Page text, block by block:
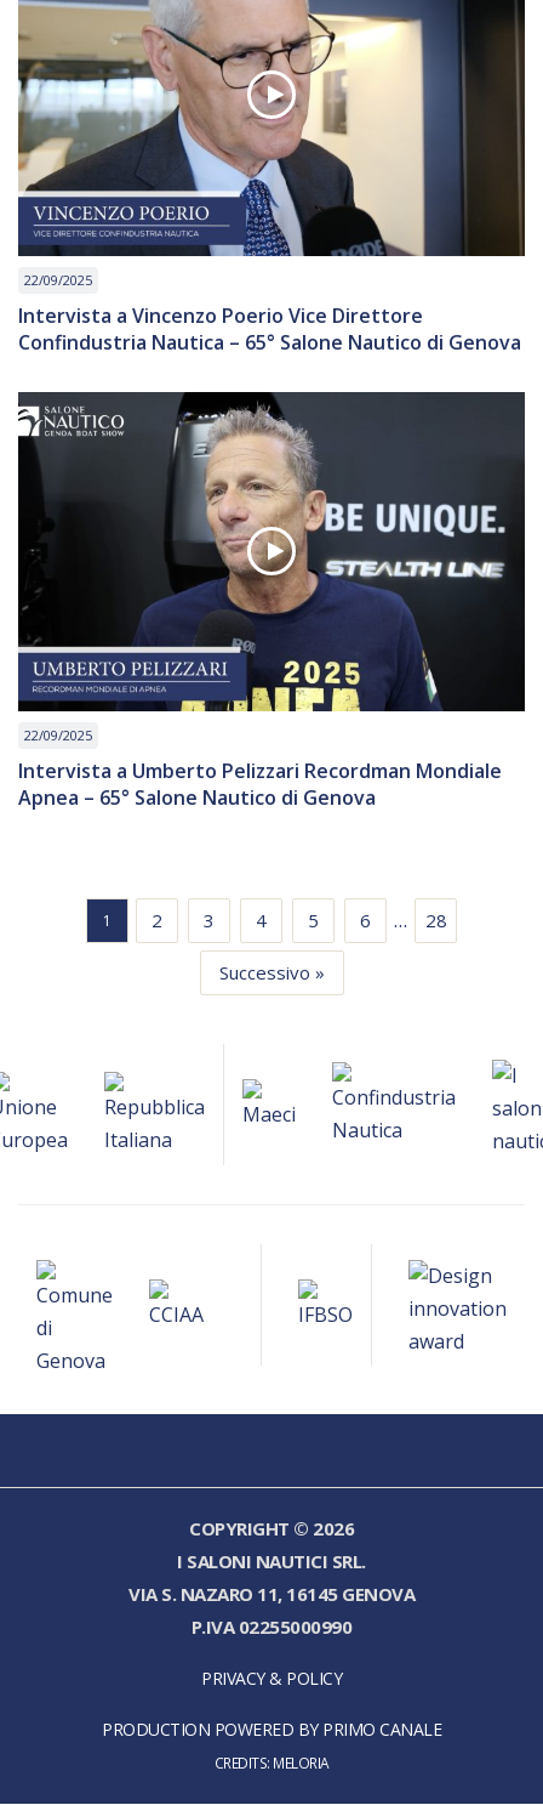
22/09/2025
Intervista a Vincenzo Poerio Vice Direttore
Confindustria Nautica – 65° Salone Nautico di Genova
22/09/2025
Intervista a Umberto Pelizzari Recordman Mondiale
Apnea – 65° Salone Nautico di Genova
1 2 3 4 5 6 … 28
Successivo »
COPYRIGHT © 2026
I SALONI NAUTICI SRL.
VIA S. NAZARO 11, 16145 GENOVA
P.IVA 02255000990
PRIVACY & POLICY
PRODUCTION POWERED BY PRIMO CANALE
CREDITS: MELORIA